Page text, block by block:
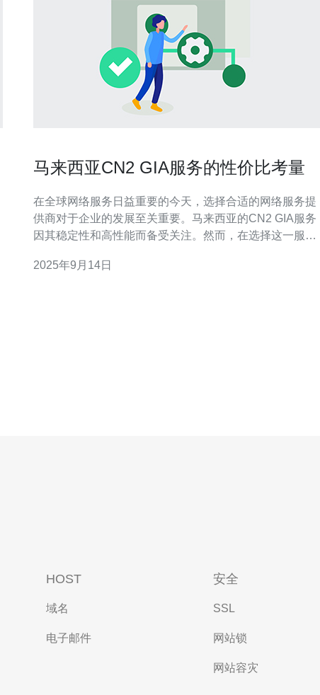
马来西亚CN2 GIA服务的性价比考量
在全球网络服务日益重要的今天，选择合适的网络服务提
供商对于企业的发展至关重要。马来西亚的CN2 GIA服务
因其稳定性和高性能而备受关注。然而，在选择这一服务
与所获得的价值之间的平衡。 马来西亚CN2 GIA服务是什
2025年9月14日
HOST
域名
电子邮件
安全
SSL
网站锁
网站容灾